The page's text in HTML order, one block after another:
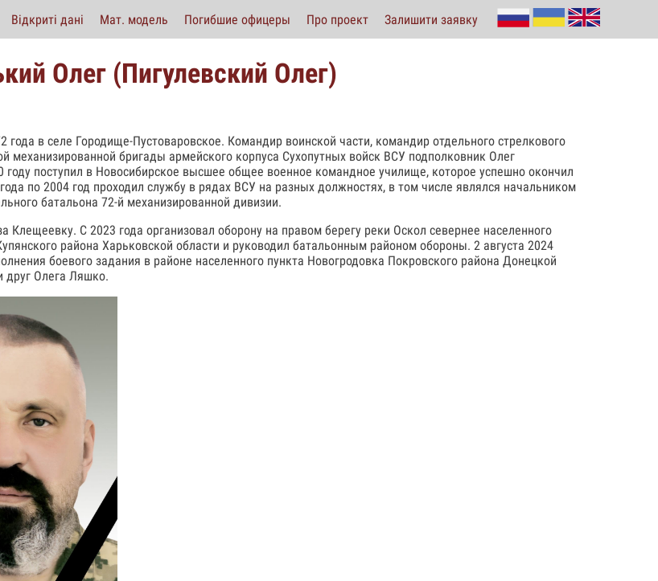
Відкриті дані Мат. модель Погибшие офицеры Про проект Залишити заявку
Олег (Пигулевский Олег)
года в селе Городище-Пустоваровское. Командир воинской части, командир отдельного стрелкового
механизированной бригады армейского корпуса Сухопутных войск ВСУ подполковник Олег
году поступил в Новосибирское высшее общее военное командное училище, которое успешно окончил
по 2004 год проходил службу в рядах ВСУ на разных должностях, в том числе являлся начальником
батальона 72-й механизированной дивизии.
Клещеевку. С 2023 года организовал оборону на правом берегу реки Оскол севернее населенного
района Харьковской области и руководил батальонным районом обороны. 2 августа 2024
боевого задания в районе населенного пункта Новогродовка Покровского района Донецкой
друг Олега Ляшко.